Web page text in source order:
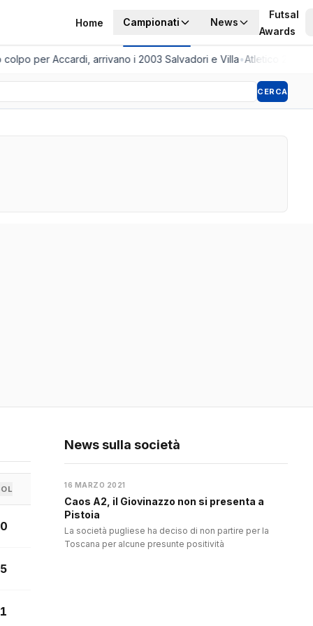
Home Campionati News
Futsal
Awards
per Accardi, arrivano i 2003 Salvadori e Villa•Atletico 2001,
CERCA
0
5
1
News sulla società
16 MARZO 2021
Caos A2, il Giovinazzo non si presenta a
Pistoia
La società pugliese ha deciso di non partire per la
Toscana per alcune presunte positività